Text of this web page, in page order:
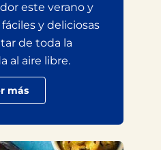
este verano y
y deliciosas
de toda la
al aire libre.
más